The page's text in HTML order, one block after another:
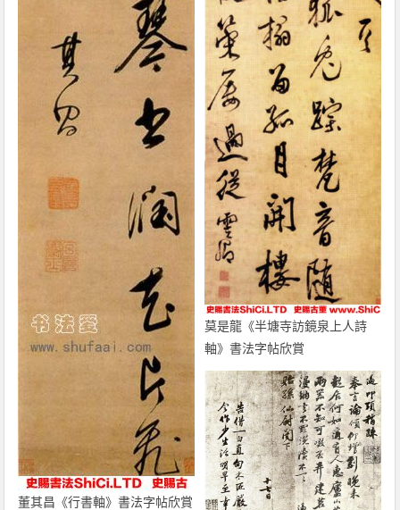
董其昌《行書軸》書法字帖欣賞
莫是龍《半塘寺訪鏡泉上人詩
軸》書法字帖欣賞